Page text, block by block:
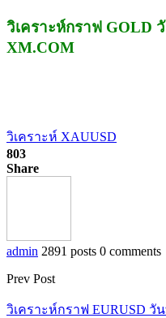
วิเคราะห์กราฟ GOLD
XM.COM
วิเคราะห์ XAUUSD
803
Share
admin 2891 posts 0 comments
Prev Post
วิเคราะห์กราฟ EURUSD วั